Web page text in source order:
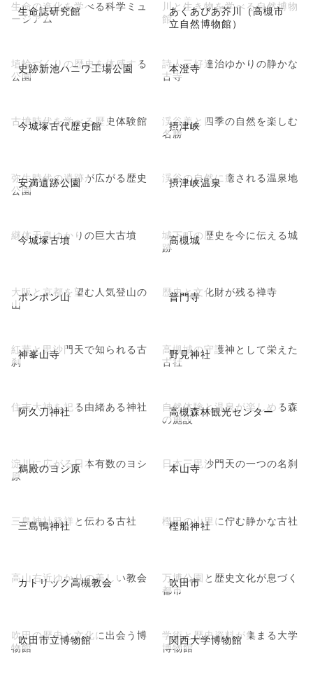
生命誌研究館
生命の進化を学べる科学ミュ
ージアム
あくあぴあ芥川（高槻市
立自然博物館）
川と生き物を学べる自然博物
館
史跡新池ハニワ工場公園
埴輪づくりの歴史を体感する
公園
本澄寺
詩人三好達治ゆかりの静かな
古寺
今城塚古代歴史館
古墳時代を学べる歴史体験館 摂津峡
渓谷美と四季の自然を楽しむ
名勝
安満遺跡公園
弥生時代の遺跡が広がる歴史
公園
摂津峡温泉
渓谷の自然に癒される温泉地
今城塚古墳
継体天皇ゆかりの巨大古墳 高槻城
城下町の歴史を今に伝える城
跡
ポンポン山
大阪と京都を望む人気登山の
山
普門寺
歴史と文化財が残る禅寺
神峯山寺
紅葉と毘沙門天で知られる古
刹
野見神社
高槻城の守護神として栄えた
古社
阿久刀神社
住吉大神を祀る由緒ある神社 高槻森林観光センター
自然体験と温泉が楽しめる森
の施設
鵜殿のヨシ原
淀川に広がる日本有数のヨシ
原
本山寺
日本三毘沙門天の一つの名刹
三島鴨神社
三島神社発祥と伝わる古社 樫船神社
樫田の山里に佇む静かな古社
カトリック高槻教会
高山右近ゆかりの美しい教会 吹田市
万博公園と歴史文化が息づく
都市
吹田市立博物館
吹田の歴史と文化に出会う博
物館
関西大学博物館
学術と歴史資料が集まる大学
博物館